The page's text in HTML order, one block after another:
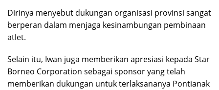
Dirinya menyebut dukungan organisasi provinsi sangat
berperan dalam menjaga kesinambungan pembinaan
atlet.
Selain itu, Iwan juga memberikan apresiasi kepada Star
Borneo Corporation sebagai sponsor yang telah
memberikan dukungan untuk terlaksananya Pontianak